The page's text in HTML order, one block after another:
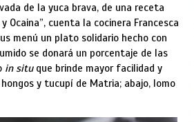
de la yuca brava, de una receta
cuenta la cocinera Francesca
menú un plato solidario hecho con
se donará un porcentaje de las
in situ que brinde mayor facilidad y
y tucupí de Matria; abajo, lomo